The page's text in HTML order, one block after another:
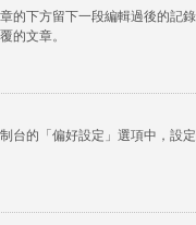
的下方留下一段編輯過後的記
的文章。
台的「偏好設定」選項中，設